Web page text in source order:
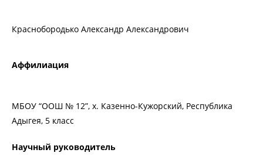
Краснобородько Александр Александрович
Аффилиация
МБОУ “ООШ № 12”, х. Казенно-Кужорский, Республика
Адыгея, 5 класс
Научный руководитель